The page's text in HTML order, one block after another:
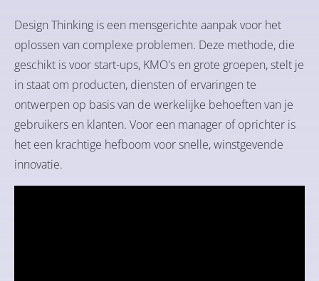
Design Thinking is een mensgerichte aanpak voor het
oplossen van complexe problemen. Deze methode, die
geschikt is voor start-ups, KMO's en grote groepen, stelt je
in staat om producten, diensten of ervaringen te
ontwerpen op basis van de werkelijke behoeften van je
gebruikers en klanten. Voor een manager of oprichter is
het een krachtige hefboom voor snelle, winstgevende
innovatie.